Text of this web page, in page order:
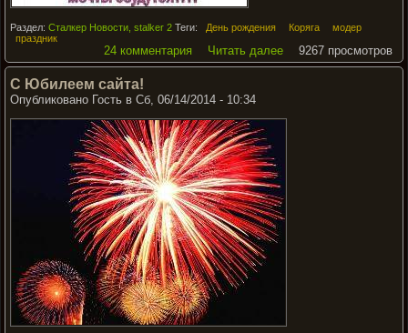
Раздел: Сталкер Новости, stalker 2 Теги: День рождения Коряга
модер
праздник
24 комментария Читать далее 9267 просмотров
С Юбилеем сайта!
Опубликовано Гость в Сб, 06/14/2014 - 10:34